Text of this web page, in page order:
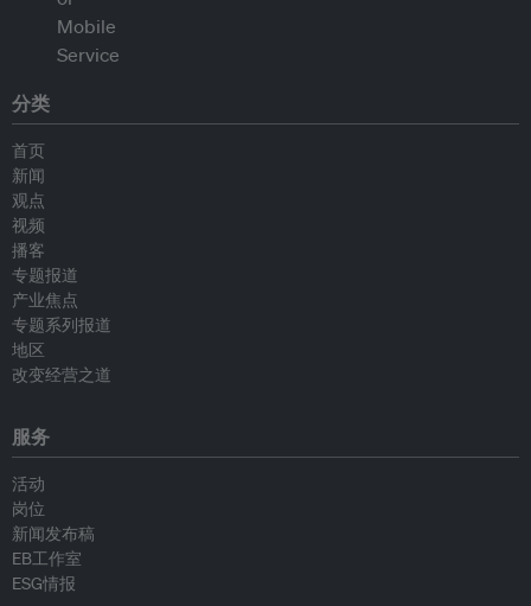
分类
首页
新闻
观点
视频
播客
专题报道
产业焦点
专题系列报道
地区
改变经营之道
服务
活动
岗位
新闻发布稿
EB工作室
ESG情报